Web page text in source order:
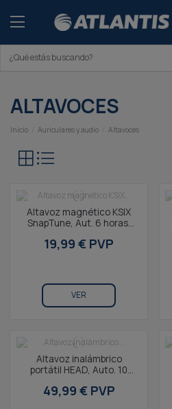
ALTAVOCES
Inicio Auriculares y audio Altavoces
Altavoz magnético KSIX
SnapTune, Aut. 6 horas,
magnético, Colgante...
19,99 € PVP
VER
Altavoz inalámbrico
portátil HEAD, Auto. 10
Wireless Stereo,...
49,99 € PVP